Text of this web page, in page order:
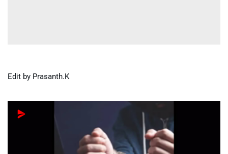
Edit by Prasanth.K